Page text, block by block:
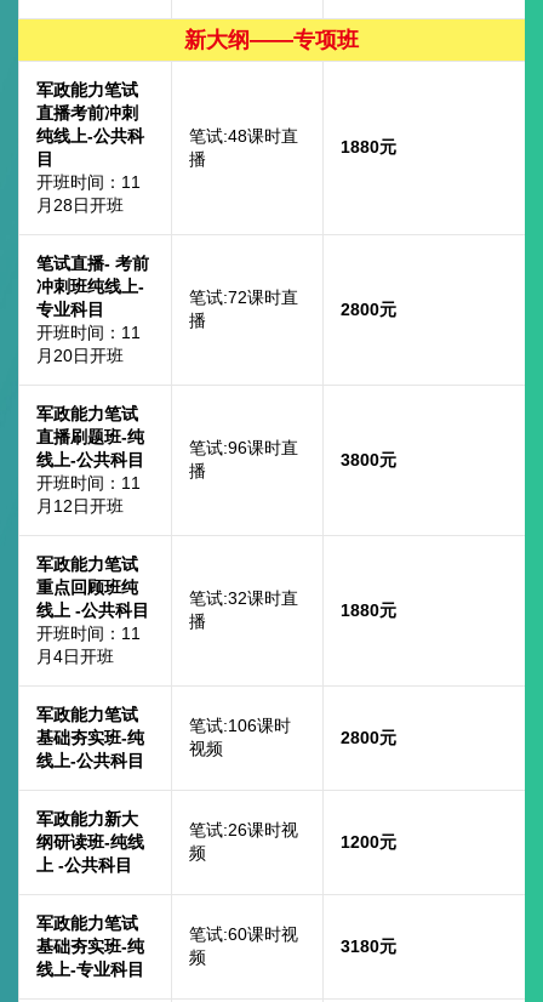
新大纲——专项班
军政能力笔试
直播考前冲刺
纯线上-公共科
目
开班时间：11
月28日开班
笔试:48课时直
播
1880元
笔试直播- 考前
冲刺班纯线上-
专业科目
开班时间：11
月20日开班
笔试:72课时直
播
2800元
军政能力笔试
直播刷题班-纯
线上-公共科目
开班时间：11
月12日开班
笔试:96课时直
播
3800元
军政能力笔试
重点回顾班纯
线上 -公共科目
开班时间：11
月4日开班
笔试:32课时直
播
1880元
军政能力笔试
基础夯实班-纯
线上-公共科目
笔试:106课时
视频
2800元
军政能力新大
纲研读班-纯线
上 -公共科目
笔试:26课时视
频
1200元
军政能力笔试
基础夯实班-纯
线上-专业科目
笔试:60课时视
频
3180元